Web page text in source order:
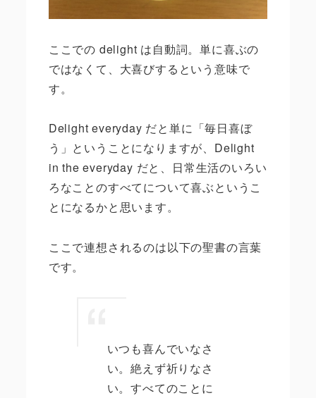
ここでの delight は自動詞。単に喜ぶの
ではなくて、大喜びするという意味で
す。
Delight everyday だと単に「毎日喜ぼ
う」ということになりますが、 Delight
in the everyday だと、日常生活のいろい
ろなことのすべてについて喜ぶというこ
とになるかと思います。
ここで連想されるのは以下の聖書の言葉
です。
いつも喜んでいなさ
い。絶えず祈りなさ
い。すべてのことに